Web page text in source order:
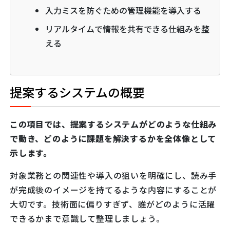
入力ミスを防ぐための管理機能を導入する
リアルタイムで情報を共有できる仕組みを整
える
提案するシステムの概要
この項目では、提案するシステムがどのような仕組み
で動き、どのように課題を解決するかを全体像として
示します。
対象業務との関連性や導入の狙いを明確にし、読み手
が完成後のイメージを持てるような内容にすることが
大切です。技術面に偏りすぎず、誰がどのように活躍
できるかまで意識して整理しましょう。